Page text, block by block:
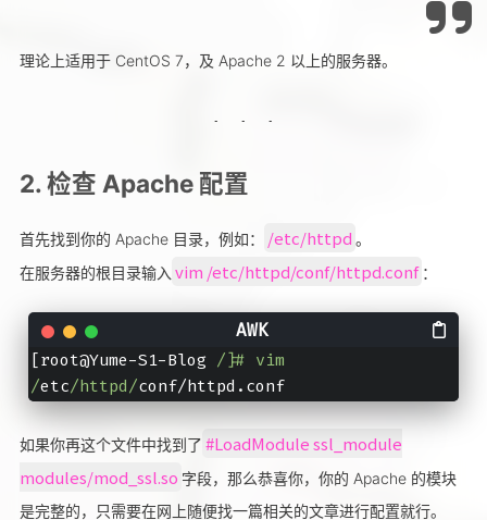
理论上适用于 CentOS 7，及 Apache 2 以上的服务器。
2. 检查 Apache 配置
首先找到你的 Apache 目录，例如： /etc/httpd 。
在服务器的根目录输入 vim /etc/httpd/conf/httpd.conf ：
[root@Yume-S1-Blog /]# vim
/etc/httpd/ conf/httpd.conf
如果你再这个文件中找到了 #LoadModule ssl_module
modules/mod_ssl.so 字段，那么恭喜你，你的 Apache 的模块
是完整的，只需要在网上随便找一篇相关的文章进行配置就行。